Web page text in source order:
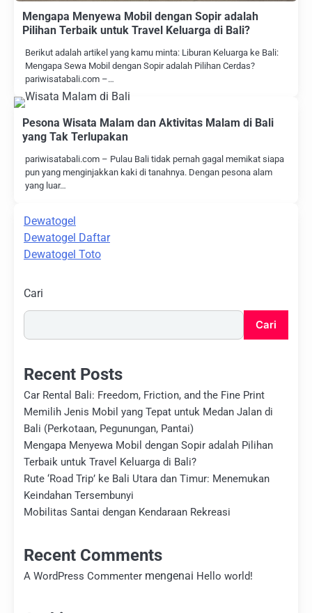
Mengapa Menyewa Mobil dengan Sopir adalah
Pilihan Terbaik untuk Travel Keluarga di Bali?
Berikut adalah artikel yang kamu minta: Liburan Keluarga ke Bali:
Mengapa Sewa Mobil dengan Sopir adalah Pilihan Cerdas?
pariwisatabali.com –…
Pesona Wisata Malam dan Aktivitas Malam di Bali
yang Tak Terlupakan
pariwisatabali.com – Pulau Bali tidak pernah gagal memikat siapa
pun yang menginjakkan kaki di tanahnya. Dengan pesona alam
yang luar…
Dewatogel
Dewatogel Daftar
Dewatogel Toto
Cari
Cari
Recent Posts
Car Rental Bali: Freedom, Friction, and the Fine Print
Memilih Jenis Mobil yang Tepat untuk Medan Jalan di
Bali (Perkotaan, Pegunungan, Pantai)
Mengapa Menyewa Mobil dengan Sopir adalah Pilihan
Terbaik untuk Travel Keluarga di Bali?
Rute ‘Road Trip’ ke Bali Utara dan Timur: Menemukan
Keindahan Tersembunyi
Mobilitas Santai dengan Kendaraan Rekreasi
Recent Comments
A WordPress Commenter mengenai Hello world!